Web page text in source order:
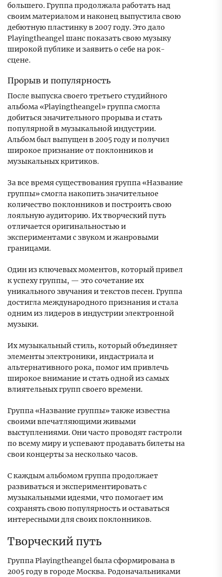
большего. Группа продолжала работать над
своим материалом и наконец выпустила свою
дебютную пластинку в 2007 году. Это дало
Playingtheangel шанс показать свою музыку
широкой публике и заявить о себе на рок-
сцене.
Прорыв и популярность
После выпуска своего третьего студийного
альбома «Playingtheangel» группа смогла
добиться значительного прорыва и стать
популярной в музыкальной индустрии.
Альбом был выпущен в 2005 году и получил
широкое признание от поклонников и
музыкальных критиков.
За все время существования группа «Название
группы» смогла накопить значительное
количество поклонников и построить свою
лояльную аудиторию. Их творческий путь
отличается оригинальностью и
экспериментами с звуком и жанровыми
границами.
Один из ключевых моментов, который привел
к успеху группы, — это сочетание их
уникального звучания и текстов песен. Группа
достигла международного признания и стала
одним из лидеров в индустрии электронной
музыки.
Их музыкальный стиль, который объединяет
элементы электроники, индастриала и
альтернативного рока, помог им привлечь
широкое внимание и стать одной из самых
влиятельных групп своего времени.
Группа «Название группы» также известна
своими впечатляющими живыми
выступлениями. Они часто проводят гастроли
по всему миру и успевают продавать билеты на
свои концерты за несколько часов.
С каждым альбомом группа продолжает
развиваться и экспериментировать с
музыкальными идеями, что помогает им
сохранять свою популярность и оставаться
интересными для своих поклонников.
Творческий путь
Группа Playingtheangel была сформирована в
2005 году в городе Москва. Родоначальниками